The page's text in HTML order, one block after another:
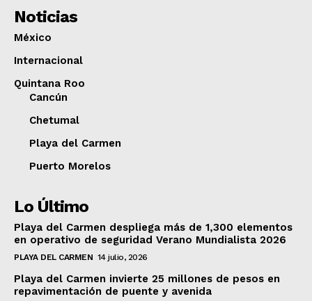
Noticias
México
Internacional
Quintana Roo
Cancún
Chetumal
Playa del Carmen
Puerto Morelos
Lo Último
Playa del Carmen despliega más de 1,300 elementos
en operativo de seguridad Verano Mundialista 2026
PLAYA DEL CARMEN 14 julio, 2026
Playa del Carmen invierte 25 millones de pesos en
repavimentación de puente y avenida